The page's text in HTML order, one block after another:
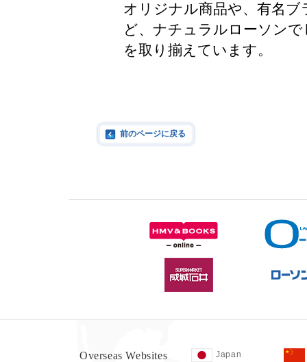
オリジナル商品や、有名
ど、ナチュラルローソン
を取り揃えています。
前のページに戻る
Overseas Websites Japan